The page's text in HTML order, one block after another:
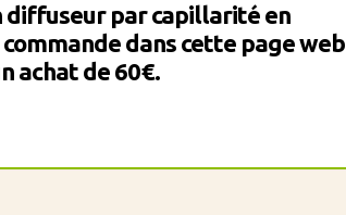
diffuseur par capillarité en
dans cette page web
achat de 60€.